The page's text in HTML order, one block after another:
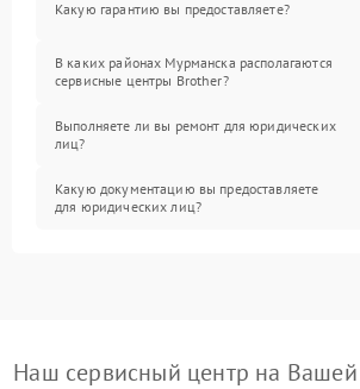
Какую гарантию вы предоставляете?
В каких районах Мурманска располагаются
сервисные центры Brother?
Выполняете ли вы ремонт для юридических
лиц?
Какую документацию вы предоставляете
для юридических лиц?
Наш сервисный центр на Вашей